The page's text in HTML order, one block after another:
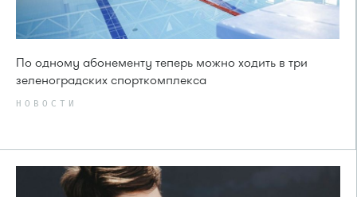
По одному абонементу теперь можно ходить в три
зеленоградских спорткомплекса
НОВОСТИ